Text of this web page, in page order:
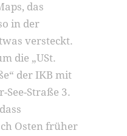
das
in der
versteckt.
die „USt.
der IKB mit
See-Straße 3.
Osten früher